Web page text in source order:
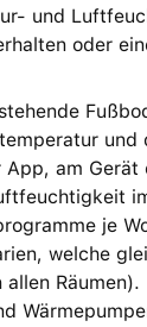
und
oder
und
am
je
welche
Räumen).